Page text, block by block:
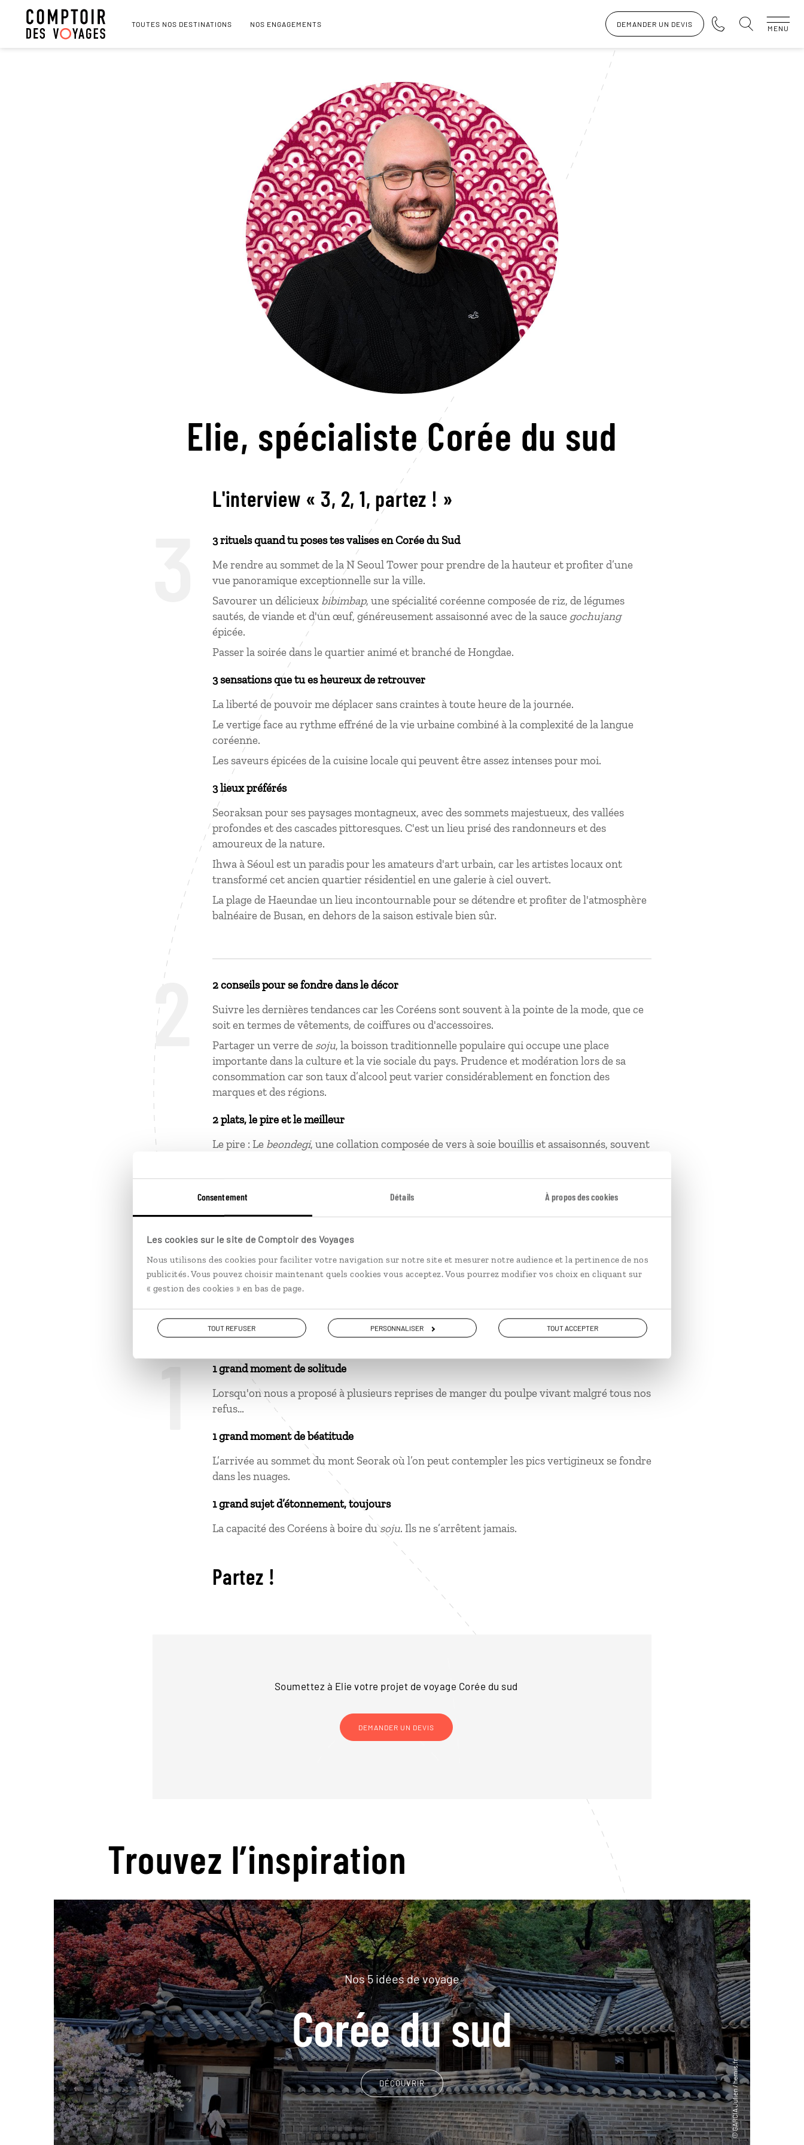
Consentement Détails À propos des cookies
Les cookies sur le site de Comptoir des Voyages
Nous utilisons des cookies pour faciliter votre navigation sur notre site et mesurer notre audience et la pertinence de nos
publicités. Vous pouvez choisir maintenant quels cookies vous acceptez. Vous pourrez modifier vos choix en cliquant sur
« gestion des cookies » en bas de page.
TOUT REFUSER PERSONNALISER TOUT ACCEPTER
TOUTES NOS DESTINATIONS NOS ENGAGEMENTS DEMANDER UN DEVIS MENU
Elie, spécialiste Corée du sud
L'interview « 3, 2, 1, partez ! »
3 rituels quand tu poses tes valises en Corée du Sud
Me rendre au sommet de la N Seoul Tower pour prendre de la hauteur et profiter d’une
vue panoramique exceptionnelle sur la ville.
Savourer un délicieux bibimbap, une spécialité coréenne composée de riz, de légumes
sautés, de viande et d'un œuf, généreusement assaisonné avec de la sauce gochujang
épicée.
Passer la soirée dans le quartier animé et branché de Hongdae.
3 sensations que tu es heureux de retrouver
La liberté de pouvoir me déplacer sans craintes à toute heure de la journée.
Le vertige face au rythme effréné de la vie urbaine combiné à la complexité de la langue
coréenne.
Les saveurs épicées de la cuisine locale qui peuvent être assez intenses pour moi.
3 lieux préférés
Seoraksan pour ses paysages montagneux, avec des sommets majestueux, des vallées
profondes et des cascades pittoresques. C'est un lieu prisé des randonneurs et des
amoureux de la nature.
Ihwa à Séoul est un paradis pour les amateurs d'art urbain, car les artistes locaux ont
transformé cet ancien quartier résidentiel en une galerie à ciel ouvert.
La plage de Haeundae un lieu incontournable pour se détendre et profiter de l'atmosphère
balnéaire de Busan, en dehors de la saison estivale bien sûr.
2
2 conseils pour se fondre dans le décor
Suivre les dernières tendances car les Coréens sont souvent à la pointe de la mode, que ce
soit en termes de vêtements, de coiffures ou d'accessoires.
Partager un verre de soju, la boisson traditionnelle populaire qui occupe une place
importante dans la culture et la vie sociale du pays. Prudence et modération lors de sa
consommation car son taux d’alcool peut varier considérablement en fonction des
marques et des régions.
2 plats, le pire et le meilleur
Le pire : Le beondegi, une collation composée de vers à soie bouillis et assaisonnés, souvent
Le meilleur : Lebibimbap, la star de la scène culinaire coréenne.
Inscrire des noms en rouge est considéré comme inapproprié et porteur de malchance. La
couleur rouge est associée aux funérailles et à la mort dans la culture coréenne, il est donc
préférable de l'éviter pour désigner des personnes vivantes.
S’asseoir à genoux, un geste réservé à des situations formelles et solennelles, comme les
1
1 grand moment de solitude
Lorsqu'on nous a proposé à plusieurs reprises de manger du poulpe vivant malgré tous nos
refus…
1 grand moment de béatitude
L’arrivée au sommet du mont Seorak où l’on peut contempler les pics vertigineux se fondre
dans les nuages.
1 grand sujet d’étonnement, toujours
La capacité des Coréens à boire dusoju. Ils ne s’arrêtent jamais.
Partez !
Soumettez à Elie votre projet de voyage Corée du sud
DEMANDER UN DEVIS
Trouvez l’inspiration
Nos 5 idées de voyage
Corée du sud
DÉCOUVRIR